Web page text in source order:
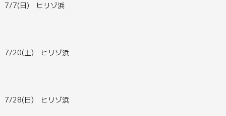
7/7(日) ヒリゾ浜
7/20(土) ヒリゾ浜
7/28(日) ヒリゾ浜